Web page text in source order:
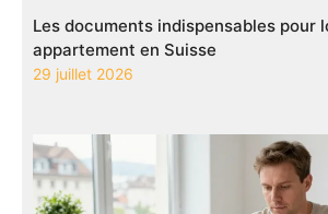
Les documents indispensables pour
appartement en Suisse
29 juillet 2026